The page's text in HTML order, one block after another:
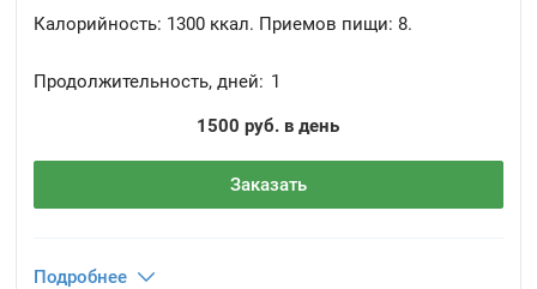
Калорийность: 1300 ккал. Приемов пищи: 8.
Продолжительность, дней: 1
1500 руб. в день
Заказать
Подробнее